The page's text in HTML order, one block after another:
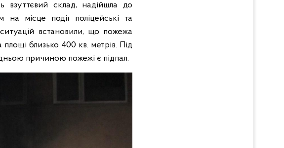
взуттєвий склад, надійшла до
на місце події поліцейські та
встановили, що пожежа
площі близько 400 кв. метрів. Під
причиною пожежі є підпал.